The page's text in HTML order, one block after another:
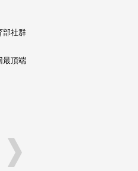
部社群
最頂端